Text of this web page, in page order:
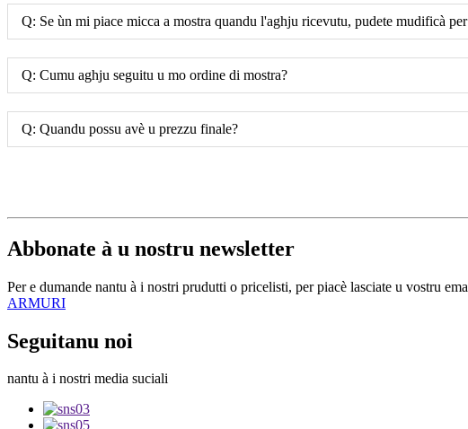
Q: Se ùn mi piace micca a mostra quandu l'aghju ricevutu, pudete mudificà
Q: Cumu aghju seguitu u mo ordine di mostra?
Q: Quandu possu avè u prezzu finale?
Abbonate à u nostru newsletter
Per e dumande nantu à i nostri prudutti o pricelisti, per piacè lasciate u vostru
ARMURI
Seguitanu noi
nantu à i nostri media suciali